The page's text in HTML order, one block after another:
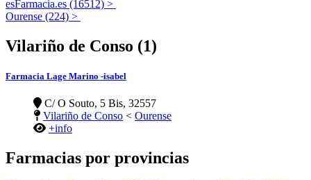
esFarmacia.es (16512) >
Ourense (224) >
Vilariño de Conso (1)
Farmacia Lage Marino -isabel
C/ O Souto, 5 Bis, 32557
Vilariño de Conso < Ourense
+info
Farmacias por provincias